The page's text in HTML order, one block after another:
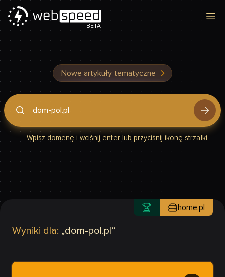
BETA
Nowe artykuły tematyczne
Podaj domenę, by sprawdzić, czy Twoja strona jest szybka
Wpisz domenę i wciśnij enter lub przyciśnij ikonę strzałki.
Wyniki dla: „dom-pol.pl ”
home.pl